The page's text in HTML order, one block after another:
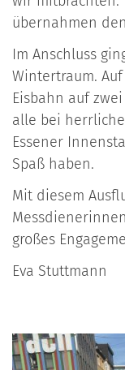
übernahmen
Im Anschluss
Wintertraum.
Eisbahn auf
alle bei
Essener
Spaß haben.
Mit diesem
großes
Eva Stuttmann